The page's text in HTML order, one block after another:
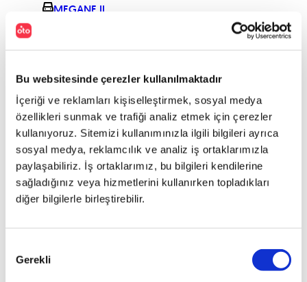
Bu websitesinde çerezler kullanılmaktadır
İçeriği ve reklamları kişiselleştirmek, sosyal medya
özellikleri sunmak ve trafiği analiz etmek için çerezler
kullanıyoruz. Sitemizi kullanımınızla ilgili bilgileri ayrıca
sosyal medya, reklamcılık ve analiz iş ortaklarımızla
paylaşabiliriz. İş ortaklarımız, bu bilgileri kendilerine
sağladığınız veya hizmetlerini kullanırken topladıkları
diğer bilgilerle birleştirebilir.
Seçimi
Gerekli
MEGANE II
PLUS 1.6 16V
MEGANE II
HB
EXPRESSION
PLUS 1.6 16V
OV
MEGANE II
HB EXTREME 2
1.5 DCI (80)
MEGANE II
1.6 16V
CC 1.4 130